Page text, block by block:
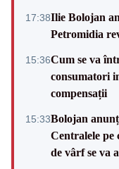
17:38Ilie Bolojan
Petromidia
15:36Cum se va
consumatori
compensații
15:33Bolojan
Centralele pe
de vârf se va